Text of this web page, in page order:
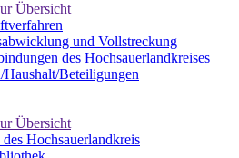
Übersicht
und Vollstreckung
des Hochsauerlandkreises
Haushalt/Beteiligungen
Übersicht
des Hochsauerlandkreis